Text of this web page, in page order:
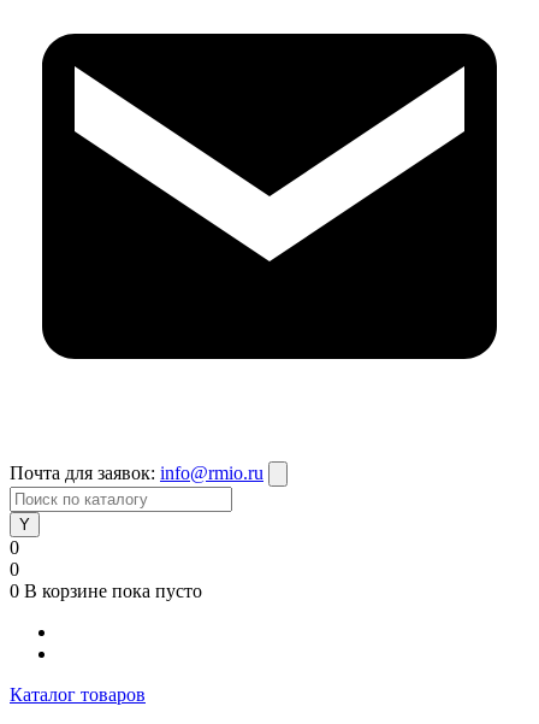
Почта для заявок: info@rmio.ru
0
0
0 В корзине пока пусто
Каталог товаров